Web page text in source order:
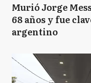
Murió Jorge
68 años y fue
argentino